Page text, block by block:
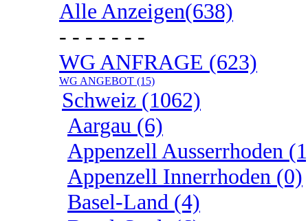
Alle Anzeigen(638)
- - - - - - -
WG ANFRAGE (623)
WG ANGEBOT (15)
Schweiz (1062)
Aargau (6)
Appenzell Ausserrhoden
Appenzell Innerrhoden (0)
Basel-Land (4)